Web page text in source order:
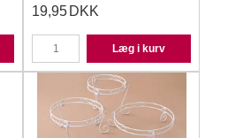
19,95 DKK
Læg i kurv